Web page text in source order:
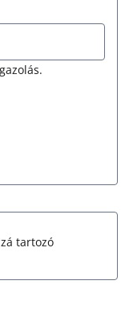
tartozó